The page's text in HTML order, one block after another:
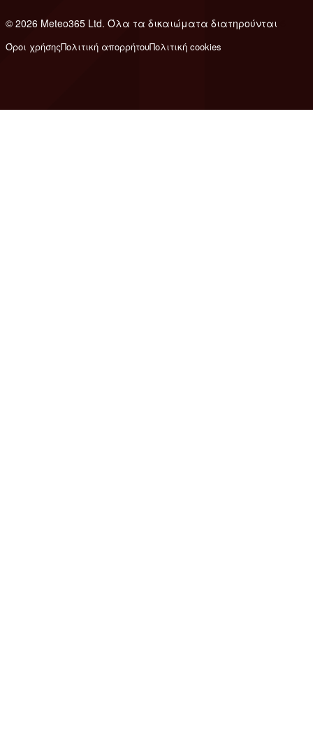
© 2026 Meteo365 Ltd. Όλα τα δικαιώματα διατηρούνται
Όροι χρήσηςΠολιτική απορρήτουΠολιτική cookies